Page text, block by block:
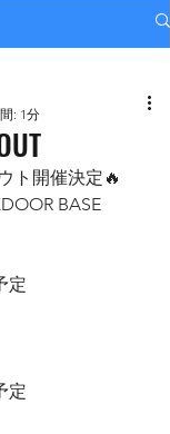
: 1分
ト開催決定🔥
BASE
定
定